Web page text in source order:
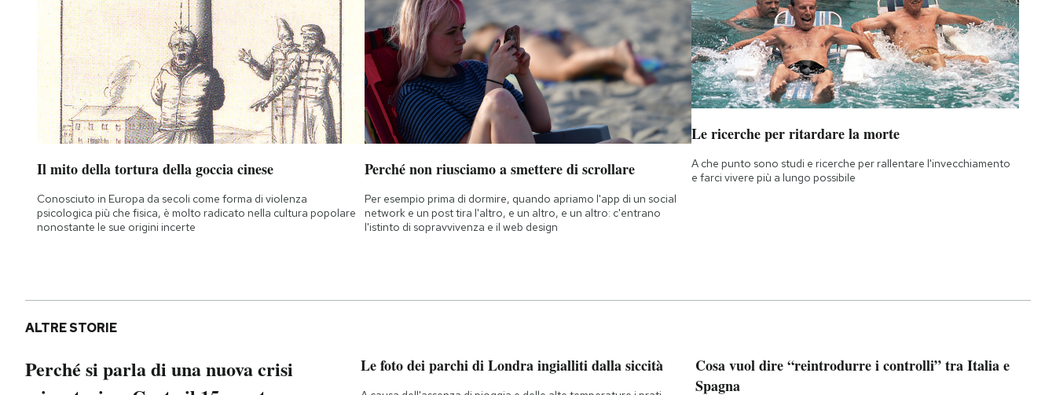
Il mito della tortura della goccia cinese
Conosciuto in Europa da secoli come forma di violenza
psicologica più che fisica, è molto radicato nella cultura popolare
nonostante le sue origini incerte
Perché non riusciamo a smettere di scrollare
Per esempio prima di dormire, quando apriamo l'app di un social
network e un post tira l'altro, e un altro, e un altro: c'entrano
l'istinto di sopravvivenza e il web design
Le ricerche per ritardare la morte
A che punto sono studi e ricerche per rallentare l'invecchiamento
e farci vivere più a lungo possibile
ALTRE STORIE
Perché si parla di una nuova crisi
Le foto dei parchi di Londra ingialliti dalla siccità
Cosa vuol dire “reintrodurre i controlli” tra Italia e
Spagna